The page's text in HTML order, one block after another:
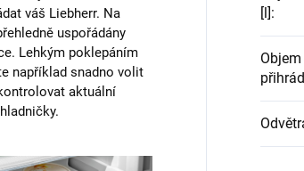
váš Liebherr. Na
uspořádány
Lehkým poklepáním
například snadno volit
aktuální
[l]: